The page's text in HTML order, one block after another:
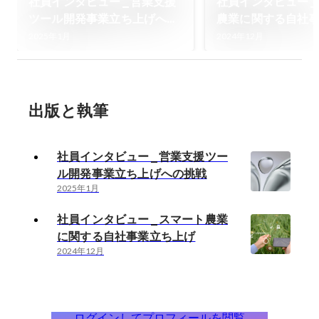
出版と執筆
社員インタビュー_営業支援ツー
ル開発事業立ち上げへの挑戦
2025年1月
社員インタビュー_スマート農業
に関する自社事業立ち上げ
2024年12月